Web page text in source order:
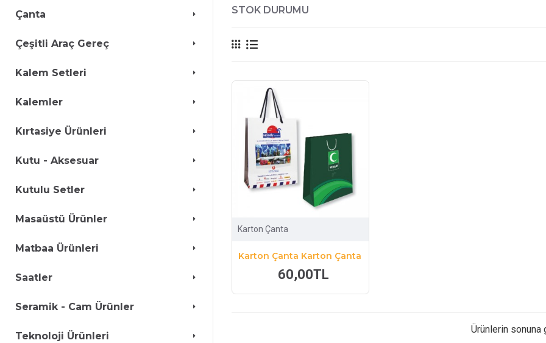
Çanta
Çeşitli Araç Gereç
Kalem Setleri
Kalemler
Kırtasiye Ürünleri
Kutu - Aksesuar
Kutulu Setler
Masaüstü Ürünler
Matbaa Ürünleri
Saatler
Seramik - Cam Ürünler
Teknoloji Ürünleri
STOK DURUMU
Karton Çanta
Karton Çanta Karton Çanta
60,00TL
Ürünlerin sonuna